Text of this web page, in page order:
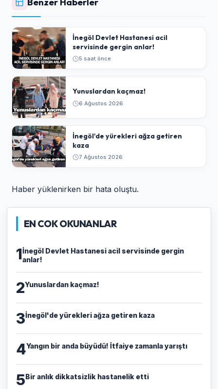
Benzer Haberler
İnegöl Devlet Hastanesi acil
servisinde gergin anlar!
5 saat önce
Yunuslardan kaçmaz!
6 Ağustos 2026
İnegöl'de yürekleri ağza getiren
kaza
7 Ağustos 2026
Haber yüklenirken bir hata oluştu.
EN COK OKUNANLAR
1İnegöl Devlet Hastanesi acil servisinde gergin
anlar!
2Yunuslardan kaçmaz!
3İnegöl'de yürekleri ağza getiren kaza
4Yangın bir anda büyüdü! İtfaiye zamanla yarıştı
5Bir anlık dikkatsizlik hastanelik etti